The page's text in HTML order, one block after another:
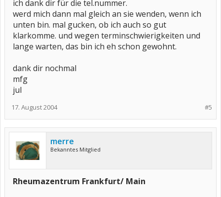
ich dank dir für die tel.nummer.
werd mich dann mal gleich an sie wenden, wenn ich
unten bin. mal gucken, ob ich auch so gut
klarkomme. und wegen terminschwierigkeiten und
lange warten, das bin ich eh schon gewohnt.
dank dir nochmal
mfg
jul
#5
17. August 2004
merre
Bekanntes Mitglied
Rheumazentrum Frankfurt/ Main